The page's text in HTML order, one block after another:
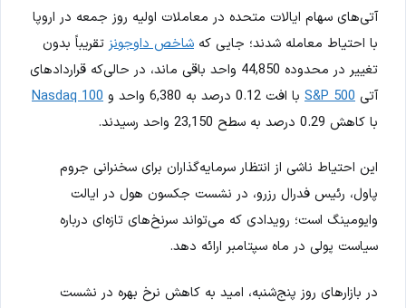
آتی‌های سهام ایالات متحده در معاملات اولیه روز جمعه در اروپا
با احتیاط معامله شدند؛ جایی که شاخص داوجونز تقریباً بدون
تغییر در محدوده 44,850 واحد باقی ماند، در حالی‌که قراردادهای
آتی S&P 500 با افت 0.12 درصد به 6,380 واحد و
Nasdaq 100
با کاهش 0.29 درصد به سطح 23,150 واحد رسیدند.
این احتیاط ناشی از انتظار سرمایه‌گذاران برای سخنرانی جروم
پاول، رئیس فدرال رزرو، در نشست جکسون هول در ایالت
وایومینگ است؛ رویدادی که می‌تواند سرنخ‌های تازه‌ای درباره
سیاست پولی در ماه سپتامبر ارائه دهد.
در بازارهای روز پنج‌شنبه، امید به کاهش نرخ بهره در نشست